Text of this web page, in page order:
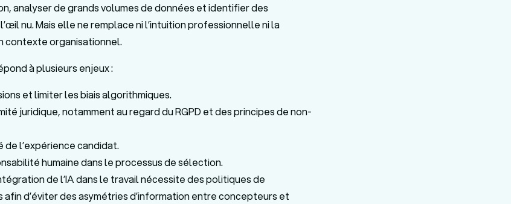
analyser de grands volumes de données et identifier des
nu. Mais elle ne remplace ni l’intuition professionnelle ni la
contexte organisationnel.
à plusieurs enjeux :
et limiter les biais algorithmiques.
juridique, notamment au regard du RGPD et des principes de non-
de l’expérience candidat.
humaine dans le processus de sélection.
de l’IA dans le travail nécessite des politiques de
d’éviter des asymétries d’information entre concepteurs et